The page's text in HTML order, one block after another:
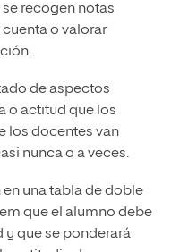
se recogen notas
o valorar
de aspectos
o actitud que los
los docentes van
nunca o a veces.
en una tabla de doble
que el alumno debe
que se ponderará